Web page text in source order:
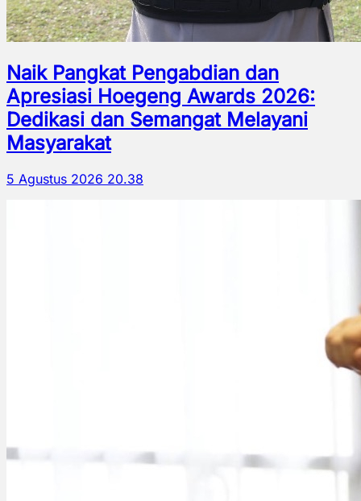
Naik Pangkat Pengabdian dan
Apresiasi Hoegeng Awards 2026:
Dedikasi dan Semangat Melayani
Masyarakat
5 Agustus 2026 20.38